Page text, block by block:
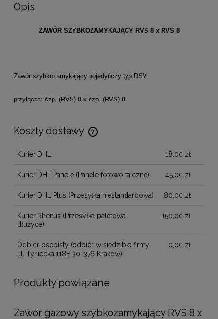
Opis
ZAWÓR SZYBKOZAMYKAJĄCY RVS 8 x RVS 8
Zawór szybkozamykający pojedyńczy typ DSV
przyłącza: śzp. (RVS) 8 x śzp. (RVS) 8
Koszty dostawy
Cena nie zawiera ewentualnych kosztów płatności
Kurier DHL 18,00 zł
Kurier DHL Panele (Panele fotowoltaiczne) 45,00 zł
Kurier DHL Plus (Przesyłka niestandardowa) 80,00 zł
Kurier Rhenus (Przesyłka paletowa i
dłużyce)
150,00 zł
Odbiór osobisty (odbiór w siedzibie firmy
ul. Tyniecka 118E 30-376 Kraków)
0,00 zł
Produkty powiązane
Zawór gazowy szybkozamykający RVS 8 x